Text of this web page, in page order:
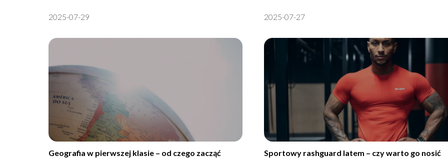
2025-07-29 2025-07-27
Geografia w pierwszej klasie – od czego zacząć
Sportowy rashguard latem – czy warto go nosić